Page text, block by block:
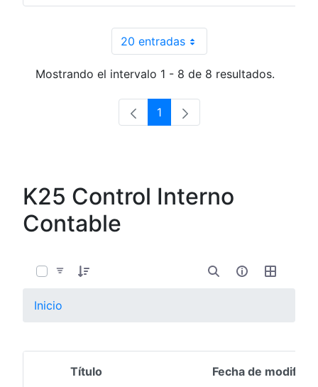
20 entradasPor página
Mostrando el intervalo 1 - 8 de 8 resultados.
Página
1
K25 Control Interno
Contable
Inicio
Selección del elemento
Título Fecha de